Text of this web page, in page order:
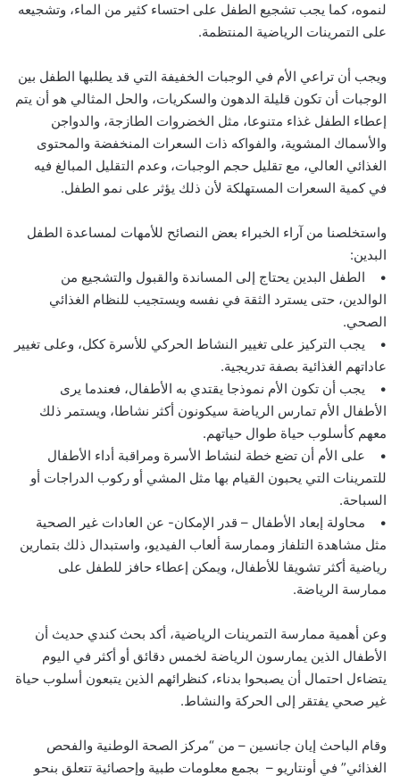
لنموه، كما يجب تشجيع الطفل على احتساء كثير من الماء، وتشجيعه
على التمرينات الرياضية المنتظمة.
ويجب أن تراعي الأم في الوجبات الخفيفة التي قد يطلبها الطفل بين
الوجبات أن تكون قليلة الدهون والسكريات، والحل المثالي هو أن يتم
إعطاء الطفل غذاء متنوعا، مثل الخضروات الطازجة، والدواجن
والأسماك المشوية، والفواكه ذات السعرات المنخفضة والمحتوى
الغذائي العالي، مع تقليل حجم الوجبات، وعدم التقليل المبالغ فيه
في كمية السعرات المستهلكة لأن ذلك يؤثر على نمو الطفل.
واستخلصنا من آراء الخبراء بعض النصائح للأمهات لمساعدة الطفل
البدين:
• الطفل البدين يحتاج إلى المساندة والقبول والتشجيع من
الوالدين، حتى يسترد الثقة في نفسه ويستجيب للنظام الغذائي
الصحي.
• يجب التركيز على تغيير النشاط الحركي للأسرة ككل، وعلى تغيير
عاداتهم الغذائية بصفة تدريجية.
• يجب أن تكون الأم نموذجا يقتدي به الأطفال، فعندما يرى
الأطفال الأم تمارس الرياضة سيكونون أكثر نشاطا، ويستمر ذلك
معهم كأسلوب حياة طوال حياتهم.
• على الأم أن تضع خطة لنشاط الأسرة ومراقبة أداء الأطفال
للتمرينات التي يحبون القيام بها مثل المشي أو ركوب الدراجات أو
السباحة.
• محاولة إبعاد الأطفال – قدر الإمكان- عن العادات غير الصحية
مثل مشاهدة التلفاز وممارسة ألعاب الفيديو، واستبدال ذلك بتمارين
رياضية أكثر تشويقا للأطفال، ويمكن إعطاء حافز للطفل على
ممارسة الرياضة.
وعن أهمية ممارسة التمرينات الرياضية، أكد بحث كندي حديث أن
الأطفال الذين يمارسون الرياضة لخمس دقائق أو أكثر في اليوم
يتضاءل احتمال أن يصبحوا بدناء، كنظرائهم الذين يتبعون أسلوب حياة
غير صحي يفتقر إلى الحركة والنشاط.
وقام الباحث إيان جانسين – من “مركز الصحة الوطنية والفحص
الغذائي” في أونتاريو – بجمع معلومات طبية وإحصائية تتعلق بنحو